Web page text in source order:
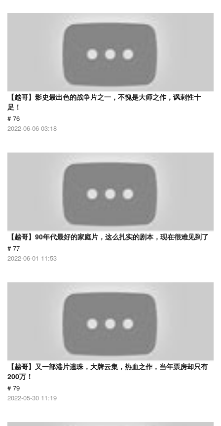
【越哥】影史最出色的战争片之一，不愧是大师之作，讽刺性十
足！
# 76
2022-06-06 03:18
【越哥】90年代最好的家庭片，这么扎实的剧本，现在很难见到了
# 77
2022-06-01 11:53
【越哥】又一部港片遗珠，大牌云集，热血之作，当年票房却只有
200万！
# 79
2022-05-30 11:19